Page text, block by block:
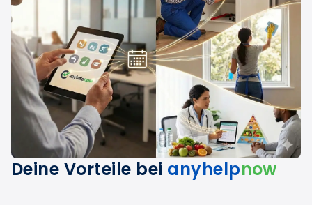
Deine Vorteile bei anyhelpnow